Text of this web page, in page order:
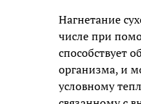
Нагнетание
числе при
способствует
организма, и
условному